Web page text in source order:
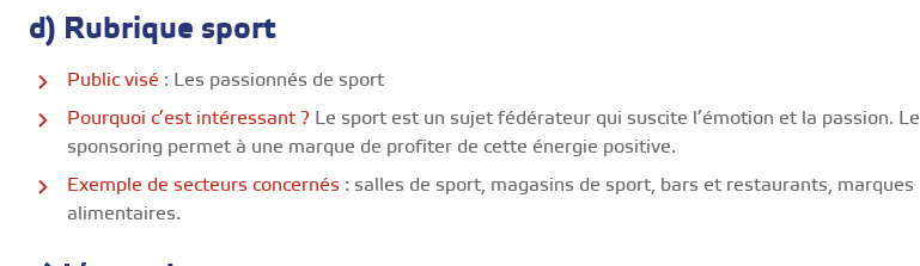
d) Rubrique sport
Public visé : Les passionnés de sport
Pourquoi c’est intéressant ? Le sport est un sujet fédérateur qui suscite l’émotion et la passion. Le
sponsoring permet à une marque de profiter de cette énergie positive.
Exemple de secteurs concernés : salles de sport, magasins de sport, bars et restaurants, marques
alimentaires.